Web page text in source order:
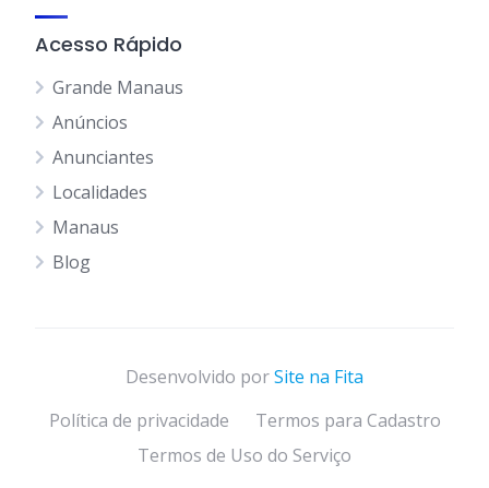
Acesso Rápido
Grande Manaus
Anúncios
Anunciantes
Localidades
Manaus
Blog
Desenvolvido porSite na Fita
Política de privacidade
Termos para Cadastro
Termos de Uso do Serviço